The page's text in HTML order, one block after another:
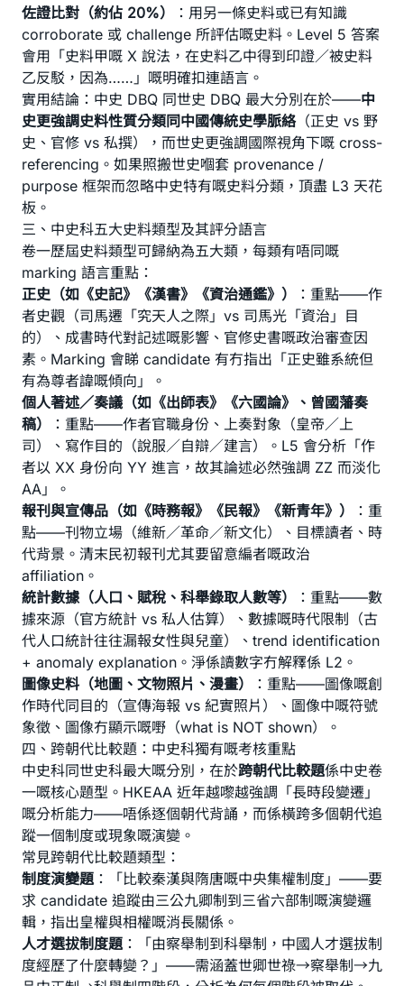
佐證比對（約佔 20%）
：用另一條史料或已有知識
corroborate 或 challenge 所評估嘅史料。Level 5 答案
會用「史料甲嘅 X 說法，在史料乙中得到印證／被史料
乙反駁，因為……」嘅明確扣連語言。
實用結論：中史 DBQ 同世史 DBQ 最大分別在於——中
史更強調史料性質分類同中國傳統史學脈絡（正史 vs 野
史、官修 vs 私撰），而世史更強調國際視角下嘅 cross-
referencing。如果照搬世史嗰套 provenance /
purpose 框架而忽略中史特有嘅史料分類，頂盡 L3 天花
板。
三、中史科五大史料類型及其評分語言
卷一歷屆史料類型可歸納為五大類，每類有唔同嘅
marking 語言重點：
正史（如《史記》《漢書》《資治通鑑》）
：重點——作
者史觀（司馬遷「究天人之際」vs 司馬光「資治」目
的）、成書時代對記述嘅影響、官修史書嘅政治審查因
素。Marking 會睇 candidate 有冇指出「正史雖系統但
有為尊者諱嘅傾向」。
個人著述／奏議（如《出師表》《六國論》、曾國藩奏
稿）
：重點——作者官職身份、上奏對象（皇帝／上
司）、寫作目的（說服／自辯／建言）。L5 會分析「作
者以 XX 身份向 YY 進言，故其論述必然強調 ZZ 而淡化
AA」。
報刊與宣傳品（如《時務報》《民報》《新青年》）
：重
點——刊物立場（維新／革命／新文化）、目標讀者、時
代背景。清末民初報刊尤其要留意編者嘅政治
affiliation。
統計數據（人口、賦稅、科舉錄取人數等）
：重點——數
據來源（官方統計 vs 私人估算）、數據嘅時代限制（古
代人口統計往往漏報女性與兒童）、trend identification
+ anomaly explanation。淨係讀數字冇解釋係 L2。
圖像史料（地圖、文物照片、漫畫）
：重點——圖像嘅創
作時代同目的（宣傳海報 vs 紀實照片）、圖像中嘅符號
象徵、圖像冇顯示嘅嘢（what is NOT shown）。
四、跨朝代比較題：中史科獨有嘅考核重點
中史科同世史科最大嘅分別，在於跨朝代比較題係中史卷
一嘅核心題型。HKEAA 近年越嚟越強調「長時段變遷」
嘅分析能力——唔係逐個朝代背誦，而係橫跨多個朝代追
蹤一個制度或現象嘅演變。
常見跨朝代比較題類型：
制度演變題：「比較秦漢與隋唐嘅中央集權制度」——要
求 candidate 追蹤由三公九卿制到三省六部制嘅演變邏
輯，指出皇權與相權嘅消長關係。
人才選拔制度題：「由察舉制到科舉制，中國人才選拔制
度經歷了什麼轉變？」——需涵蓋世卿世祿→察舉制→九